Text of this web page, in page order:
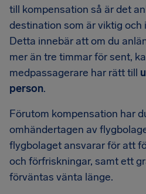
till kompensation så är det
destination som är viktig och
Detta innebär att om du
mer än tre timmar för sent,
medpassagerare har rätt till
person.
Förutom kompensation har
omhändertagen av
flygbolaget ansvarar för att
och förfriskningar, samt ett
förväntas vänta länge.